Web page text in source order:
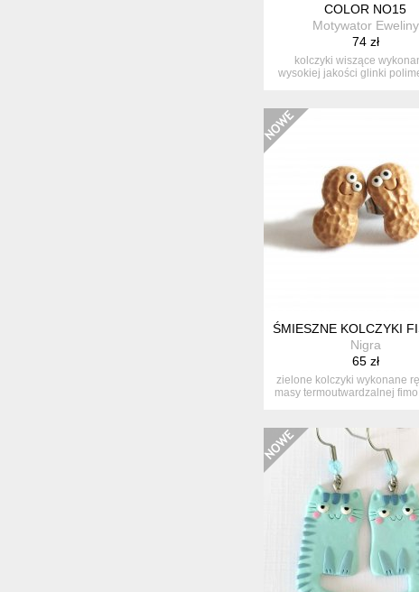
COLOR NO15
Motywator Eweliny
74 zł
kolczyki wiszące
wysokiej jakości glinki
ŚMIESZNE KOLCZYKI
Nigra
65 zł
zielone kolczyki wykonane
masy termoutwardzalnej fimo.